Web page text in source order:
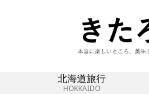
北海道旅行
HOKKAIDO